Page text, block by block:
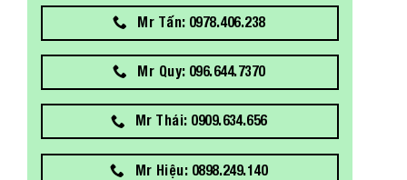
Mr Tấn: 0978.406.238
Mr Quy: 096.644.7370
Mr Thái: 0909.634.656
Mr Hiệu: 0898.249.140